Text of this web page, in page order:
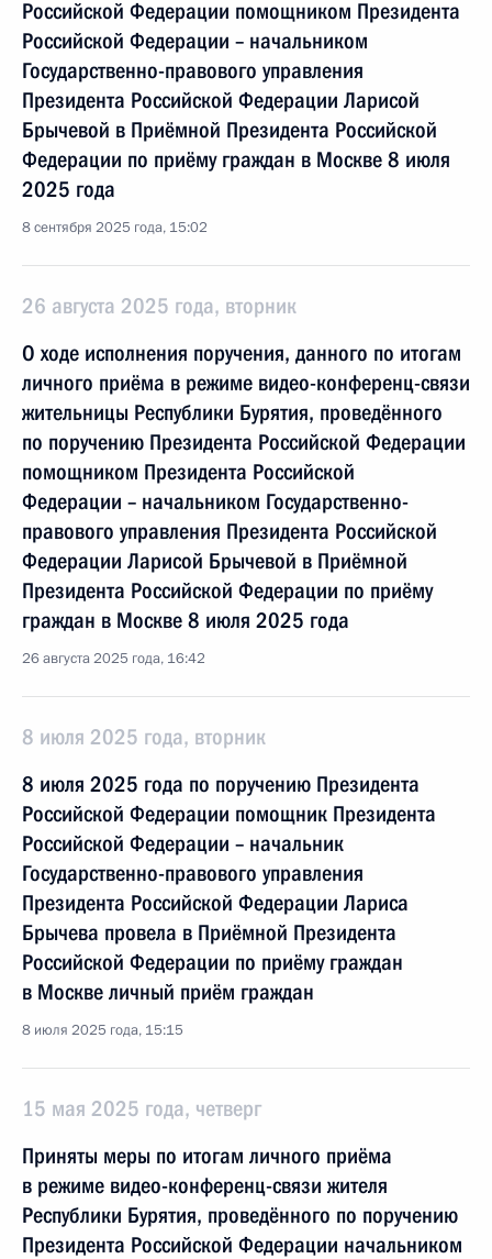
Российской Федерации помощником Президента
Российской Федерации – начальником
Государственно-правового управления
Президента Российской Федерации Ларисой
Брычевой в Приёмной Президента Российской
Федерации по приёму граждан в Москве 8 июля
2025 года
8 сентября 2025 года, 15:02
26 августа 2025 года, вторник
О ходе исполнения поручения, данного по итогам
личного приёма в режиме видео-конференц-связи
жительницы Республики Бурятия, проведённого
по поручению Президента Российской Федерации
помощником Президента Российской
Федерации – начальником Государственно-
правового управления Президента Российской
Федерации Ларисой Брычевой в Приёмной
Президента Российской Федерации по приёму
граждан в Москве 8 июля 2025 года
26 августа 2025 года, 16:42
8 июля 2025 года, вторник
8 июля 2025 года по поручению Президента
Российской Федерации помощник Президента
Российской Федерации – начальник
Государственно-правового управления
Президента Российской Федерации Лариса
Брычева провела в Приёмной Президента
Российской Федерации по приёму граждан
в Москве личный приём граждан
8 июля 2025 года, 15:15
15 мая 2025 года, четверг
Приняты меры по итогам личного приёма
в режиме видео-конференц-связи жителя
Республики Бурятия, проведённого по поручению
Президента Российской Федерации начальником